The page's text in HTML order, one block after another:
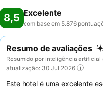
8,5 Excelente
com base em 5.876
Resumo de avaliações
Resumido por inteligência artificial
atualização: 30 Jul 2026
Este hotel é uma excelente